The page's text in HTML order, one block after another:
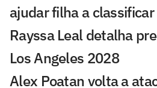
ajudar filha a
Rayssa Leal detalha
Los Angeles 2028
Alex Poatan volta a